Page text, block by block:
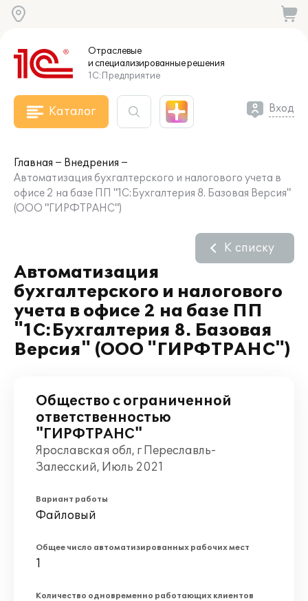
Отраслевые
и специализированныерешения
1С:Предприятие
Каталог Вход
Главная
Внедрения
Автоматизация бухгалтерского и налогового учета в
офисе 2 на базе ПП "1С:Бухгалтерия 8. Базовая Версия"
(ООО "ГИРФТРАНС")
Автоматизация
бухгалтерского и налогового
учета в офисе 2 на базе ПП
"1С:Бухгалтерия 8. Базовая
Версия" (ООО "ГИРФТРАНС")
К списку
Общество с ограниченной
ответственностью
"ГИРФТРАНС"
Ярославская обл, г Переславль-
Залесский, Июль 2021
Вариант работы
Файловый
Общее число автоматизированных рабочих мест
1
Количество одновременно работающих клиентов